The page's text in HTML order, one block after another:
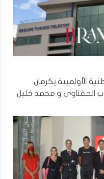
الأولمبية يكرمان
الحفناوي و محمد خليل